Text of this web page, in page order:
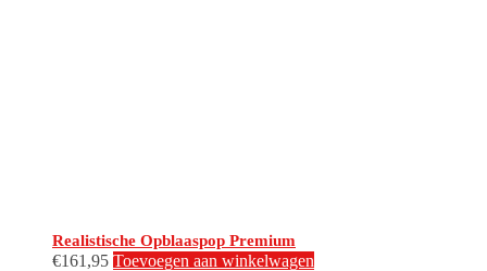
Realistische Opblaaspop Premium
€161,95 Toevoegen aan winkelwagen